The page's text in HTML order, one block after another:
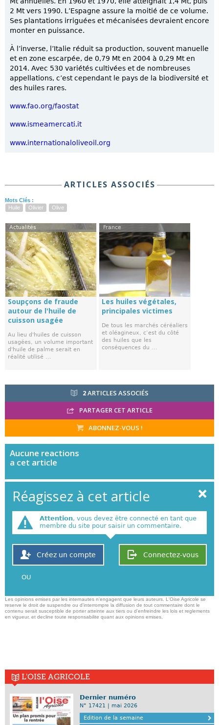
2 Mt vers 1990. L’Espagne assure la moitié de ce volume.
Ses plantations irriguées et mécanisées devraient encore
monter en puissance.
À l’inverse, l’Italie réduit sa production, souvent manuelle
et en zone escarpée, de 0,79 Mt en 2004 à 0,29 Mt en
2014. Avec 530 variétés cultivées et de nombreuses
appellations, c’est cependant le pays de la biodiversité et
des huiles rares.
www.fao.org/faostat
www.ismeamercati.it
www.internationaloliveoil.org
ARTICLES ASSOCIÉS
Mots Clés :
Huile
Olivier Olive
Actualités
Soupçons de fraude
autour de l'huile de
cuisson usagée
Au lieu d'huiles de cuisson
usagées, un volume important
d'huile de palme serait en
réalité utilisé ...
France
Les huiles végétales,
principales victimes
De tous les marchés céréaliers
et oléagineux, c’est du côté
des huiles que les
conséquences du ...
2ARTICLES ASSOCIÉS
PARTAGER CET ARTICLE
ABONNEZ-VOUS !
Aucune reactions
a cet article
Réagissez à cet article
Attention, vous devez être connecté en tant que
membre du site pour saisir un commentaire.
Connectez-vous
Créez un compte
OU
Les opinions emises par les internautes n'engagent que leurs auteurs. L'Oise Agricole se
reserve le droit de suspendre ou d'interrompre la diffusion de tout commentaire dont le
contenu serait susceptible de porter atteinte aux tiers ou d'enfreindre les lois et reglements
en vigueur, et decline toute responsabilite quant aux opinions emises,
L'OISE AGRICOLE
Dernier numéro
N° 17421 | mai 2026
Edition de la semaine